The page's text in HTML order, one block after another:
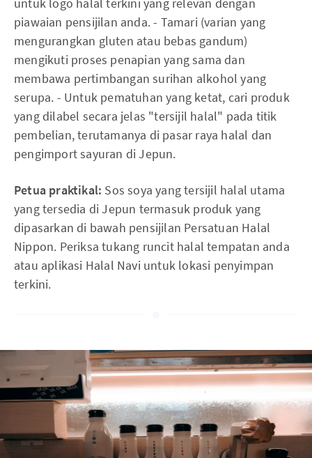
piawaian pensijilan anda. - Tamari (varian yang
mengurangkan gluten atau bebas gandum)
mengikuti proses penapian yang sama dan
membawa pertimbangan surihan alkohol yang
serupa. - Untuk pematuhan yang ketat, cari produk
yang dilabel secara jelas "tersijil halal" pada titik
pembelian, terutamanya di pasar raya halal dan
pengimport sayuran di Jepun.
Petua praktikal: Sos soya yang tersijil halal utama
yang tersedia di Jepun termasuk produk yang
dipasarkan di bawah pensijilan Persatuan Halal
Nippon. Periksa tukang runcit halal tempatan anda
atau aplikasi Halal Navi untuk lokasi penyimpan
terkini.